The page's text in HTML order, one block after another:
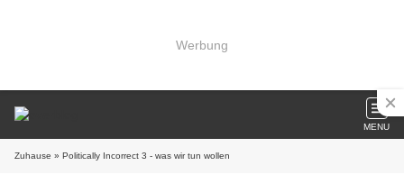
Werbung
MENU
Zuhause » Politically Incorrect 3 - was wir tun wollen